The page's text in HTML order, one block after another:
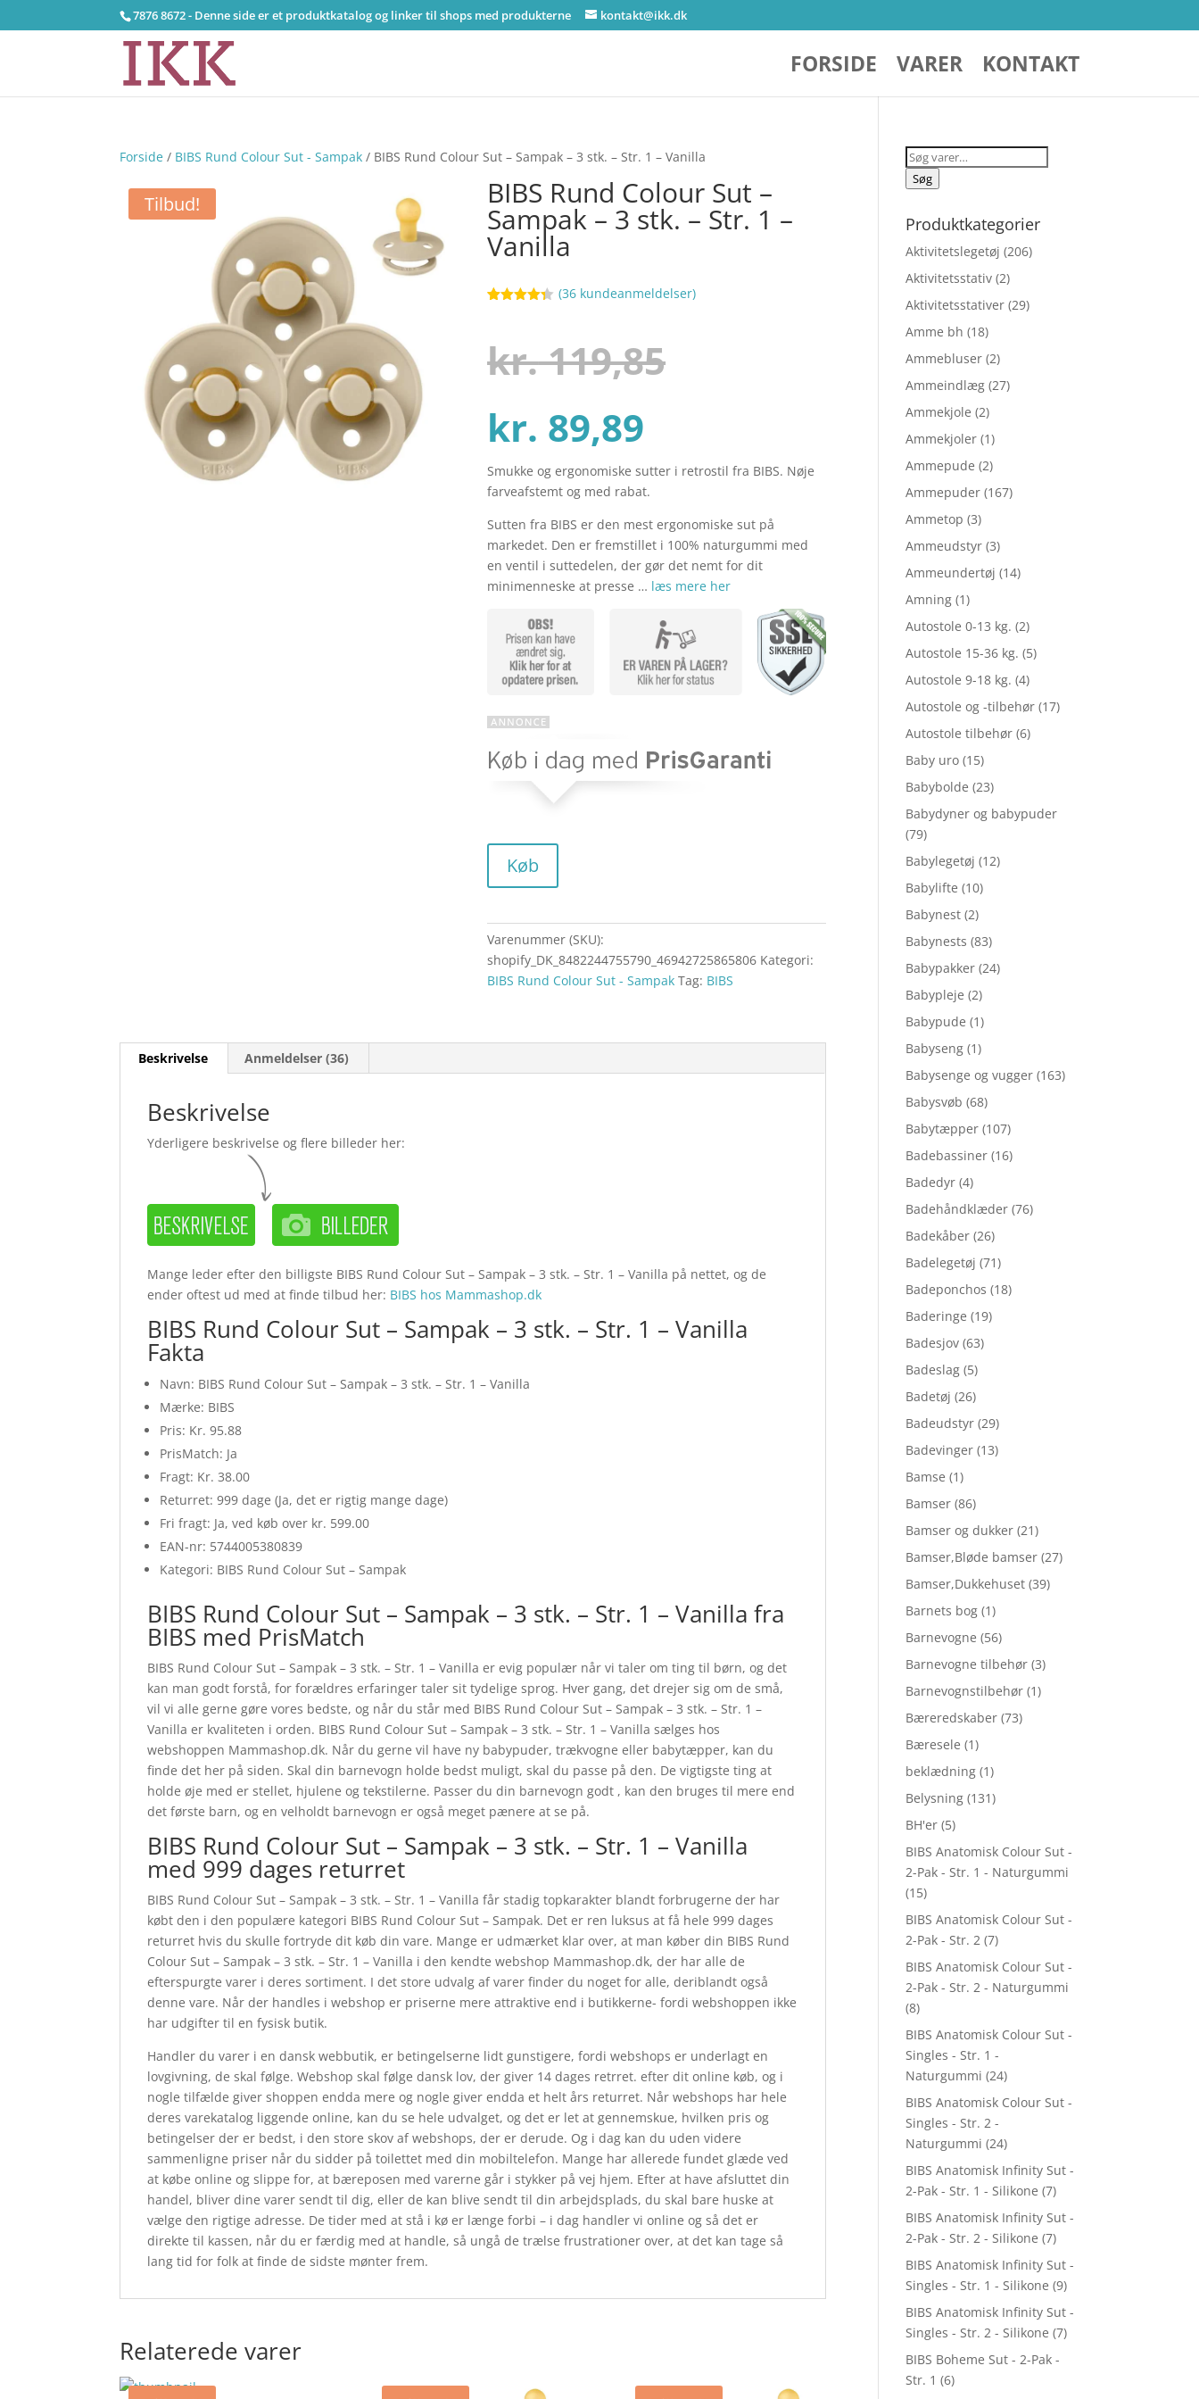
7876 8672 - Denne side er et produktkatalog og linker til shops med produkterne kontakt@ikk.dk
FORSIDE VARER KONTAKT
Forside / BIBS Rund Colour Sut - Sampak / BIBS Rund Colour Sut – Sampak – 3 stk. – Str. 1 – Vanilla
Tilbud! BIBS Rund Colour Sut –
Sampak – 3 stk. – Str. 1 –
Vanilla
baseret
på
kundebedø
(36kundeanmeldelser)
kr.119,85
pris
var:
kr. 119,85.
kr. 89,89
aktuelle
pris
er:
kr. 89,89.
Smukke og ergonomiske sutter i retrostil fra BIBS. Nøje
farveafstemt og med rabat.
Sutten fra BIBS er den mest ergonomiske sut på
markedet. Den er fremstillet i 100% naturgummi med
en ventil i suttedelen, der gør det nemt for dit
minimenneske at presse … læs mere her
Køb
Varenummer (SKU):
shopify_DK_8482244755790_46942725865806 Kategori:
BIBS Rund Colour Sut - Sampak Tag: BIBS
Beskrivelse Anmeldelser (36)
Beskrivelse
Yderligere beskrivelse og flere billeder her:
Mange leder efter den billigste BIBS Rund Colour Sut – Sampak – 3 stk. – Str. 1 – Vanilla på nettet, og de
ender oftest ud med at finde tilbud her: BIBS hos Mammashop.dk
BIBS Rund Colour Sut – Sampak – 3 stk. – Str. 1 – Vanilla
Fakta
Navn: BIBS Rund Colour Sut – Sampak – 3 stk. – Str. 1 – Vanilla
Mærke: BIBS
Pris: Kr. 95.88
PrisMatch: Ja
Fragt: Kr. 38.00
Returret: 999 dage (Ja, det er rigtig mange dage)
Fri fragt: Ja, ved køb over kr. 599.00
EAN-nr: 5744005380839
Kategori: BIBS Rund Colour Sut – Sampak
BIBS Rund Colour Sut – Sampak – 3 stk. – Str. 1 – Vanilla fra
BIBS med PrisMatch
BIBS Rund Colour Sut – Sampak – 3 stk. – Str. 1 – Vanilla er evig populær når vi taler om ting til børn, og det
kan man godt forstå, for forældres erfaringer taler sit tydelige sprog. Hver gang, det drejer sig om de små,
vil vi alle gerne gøre vores bedste, og når du står med BIBS Rund Colour Sut – Sampak – 3 stk. – Str. 1 –
Vanilla er kvaliteten i orden. BIBS Rund Colour Sut – Sampak – 3 stk. – Str. 1 – Vanilla sælges hos
webshoppen Mammashop.dk. Når du gerne vil have ny babypuder, trækvogne eller babytæpper, kan du
finde det her på siden. Skal din barnevogn holde bedst muligt, skal du passe på den. De vigtigste ting at
holde øje med er stellet, hjulene og tekstilerne. Passer du din barnevogn godt , kan den bruges til mere end
det første barn, og en velholdt barnevogn er også meget pænere at se på.
BIBS Rund Colour Sut – Sampak – 3 stk. – Str. 1 – Vanilla
med 999 dages returret
BIBS Rund Colour Sut – Sampak – 3 stk. – Str. 1 – Vanilla får stadig topkarakter blandt forbrugerne der har
købt den i den populære kategori BIBS Rund Colour Sut – Sampak. Det er ren luksus at få hele 999 dages
returret hvis du skulle fortryde dit køb din vare. Mange er udmærket klar over, at man køber din BIBS Rund
Colour Sut – Sampak – 3 stk. – Str. 1 – Vanilla i den kendte webshop Mammashop.dk, der har alle de
efterspurgte varer i deres sortiment. I det store udvalg af varer finder du noget for alle, deriblandt også
denne vare. Når der handles i webshop er priserne mere attraktive end i butikkerne- fordi webshoppen ikke
har udgifter til en fysisk butik.
Handler du varer i en dansk webbutik, er betingelserne lidt gunstigere, fordi webshops er underlagt en
lovgivning, de skal følge. Webshop skal følge dansk lov, der giver 14 dages retrret. efter dit online køb, og i
nogle tilfælde giver shoppen endda mere og nogle giver endda et helt års returret. Når webshops har hele
deres varekatalog liggende online, kan du se hele udvalget, og det er let at gennemskue, hvilken pris og
betingelser der er bedst, i den store skov af webshops, der er derude. Og i dag kan du uden videre
sammenligne priser når du sidder på toilettet med din mobiltelefon. Mange har allerede fundet glæde ved
at købe online og slippe for, at bæreposen med varerne går i stykker på vej hjem. Efter at have afsluttet din
handel, bliver dine varer sendt til dig, eller de kan blive sendt til din arbejdsplads, du skal bare huske at
vælge den rigtige adresse. De tider med at stå i kø er længe forbi – i dag handler vi online og så det er
direkte til kassen, når du er færdig med at handle, så ungå de trælse frustrationer over, at det kan tage så
lang tid for folk at finde de sidste mønter frem.
Relaterede varer
Søg
efter:
Søg
Produktkategorier
Aktivitetslegetøj (206)
Aktivitetsstativ (2)
Aktivitetsstativer (29)
Amme bh (18)
Ammebluser (2)
Ammeindlæg (27)
Ammekjole (2)
Ammekjoler (1)
Ammepude (2)
Ammepuder (167)
Ammetop (3)
Ammeudstyr (3)
Ammeundertøj (14)
Amning (1)
Autostole 0-13 kg. (2)
Autostole 15-36 kg. (5)
Autostole 9-18 kg. (4)
Autostole og -tilbehør (17)
Autostole tilbehør (6)
Baby uro (15)
Babybolde (23)
Babydyner og babypuder
(79)
Babylegetøj (12)
Babylifte (10)
Babynest (2)
Babynests (83)
Babypakker (24)
Babypleje (2)
Babypude (1)
Babyseng (1)
Babysenge og vugger (163)
Babysvøb (68)
Babytæpper (107)
Badebassiner (16)
Badedyr (4)
Badehåndklæder (76)
Badekåber (26)
Badelegetøj (71)
Badeponchos (18)
Baderinge (19)
Badesjov (63)
Badeslag (5)
Badetøj (26)
Badeudstyr (29)
Badevinger (13)
Bamse (1)
Bamser (86)
Bamser og dukker (21)
Bamser,Bløde bamser (27)
Bamser,Dukkehuset (39)
Barnets bog (1)
Barnevogne (56)
Barnevogne tilbehør (3)
Barnevognstilbehør (1)
Bæreredskaber (73)
Bæresele (1)
beklædning (1)
Belysning (131)
BH'er (5)
BIBS Anatomisk Colour Sut -
2-Pak - Str. 1 - Naturgummi
(15)
BIBS Anatomisk Colour Sut -
2-Pak - Str. 2 (7)
BIBS Anatomisk Colour Sut -
2-Pak - Str. 2 - Naturgummi
(8)
BIBS Anatomisk Colour Sut -
Singles - Str. 1 -
Naturgummi (24)
BIBS Anatomisk Colour Sut -
Singles - Str. 2 -
Naturgummi (24)
BIBS Anatomisk Infinity Sut -
2-Pak - Str. 1 - Silikone (7)
BIBS Anatomisk Infinity Sut -
2-Pak - Str. 2 - Silikone (7)
BIBS Anatomisk Infinity Sut -
Singles - Str. 1 - Silikone (9)
BIBS Anatomisk Infinity Sut -
Singles - Str. 2 - Silikone (7)
BIBS Boheme Sut - 2-Pak -
Str. 1 (6)